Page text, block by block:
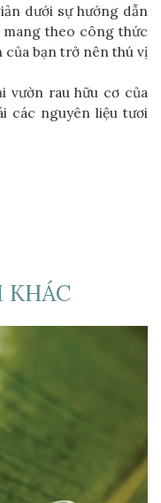
dưới sự hướng dẫn
mang theo công thức
của bạn trở nên thú vị
vườn rau hữu cơ của
các nguyên liệu tươi
KHÁC